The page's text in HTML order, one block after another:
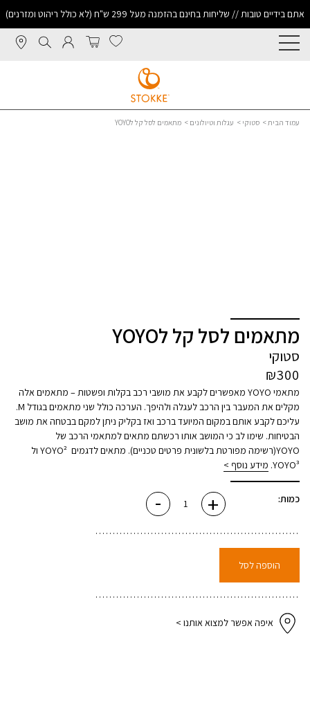
אתם בידיים טובות // שליחות בחינם בהזמנה מעל 299 ש"ח (לא כולל ריהוט ומזרנים)
עמוד הבית> סטוקי > עגלות וטיולונים > מתאמים לסל קל לYOYO
מתאמים לסל קל לYOYO
סטוקי
₪300
מתאמי YOYO מאפשרים לקבע את מושבי רכב בקלות ופשטות – מתאמים אלה
מקלים את המעבר בין הרכב לעגלה ולהיפך. הערכה כולל שני מתאמים בגודל M.
עליכם לקבע אותם במקום המיועד ברכב ואז בקליק ניתן למקם בבטחה את מושב
הבטיחות. שימו לב כי המושב אותו רכשתם מתאים למתאמי הרכב של
YOYO(רשימה מפורטת בלשונית פרטים טכניים). מתאים לדגמים YOYO² ול
YOYO³. מידע נוסף >
כמות: - של
קל
+
הוספה לסל
איפה אפשר למצוא אותנו >